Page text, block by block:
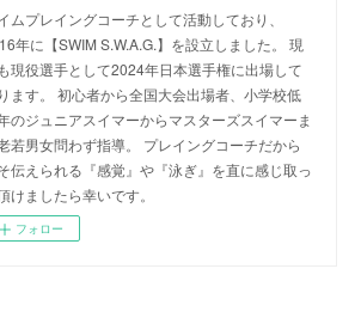
ムプレイングコーチとして活動しており、
年に【SWIM S.W.A.G.】を設立しました。 現
現役選手として2024年日本選手権に出場して
ます。 初心者から全国大会出場者、小学校低
のジュニアスイマーからマスターズスイマーま
若男女問わず指導。 プレイングコーチだから
伝えられる『感覚』や『泳ぎ』を直に感じ取っ
けましたら幸いです。
フォロー